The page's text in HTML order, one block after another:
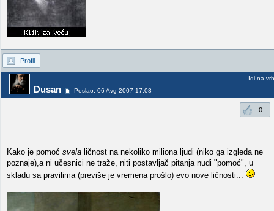
Profil
Dusan Poslao: 06 Avg 2007 17:08
Idi na vrh
0
Kako je pomoć svela ličnost na nekoliko miliona ljudi (niko ga izgleda ne
poznaje),a ni učesnici ne traže, niti postavljač pitanja nudi "pomoć", u
skladu sa pravilima (previše je vremena prošlo) evo nove ličnosti...